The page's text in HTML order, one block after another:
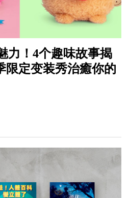
力！4个趣味故事揭
限定变装秀治癒你的